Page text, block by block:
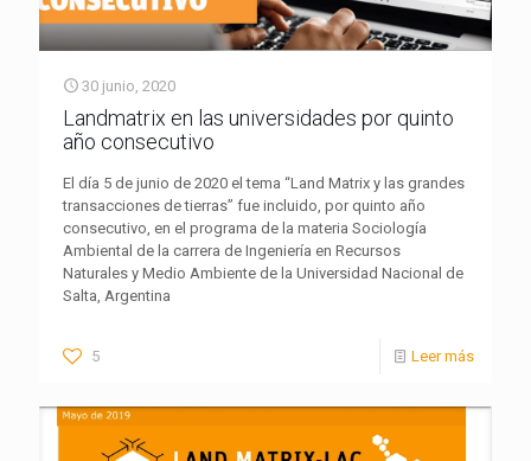
30 junio, 2020
Landmatrix en las universidades por quinto
año consecutivo
El día 5 de junio de 2020 el tema “Land Matrix y las grandes
transacciones de tierras” fue incluido, por quinto año
consecutivo, en el programa de la materia Sociología
Ambiental de la carrera de Ingeniería en Recursos
Naturales y Medio Ambiente de la Universidad Nacional de
Salta, Argentina
5 Leer más